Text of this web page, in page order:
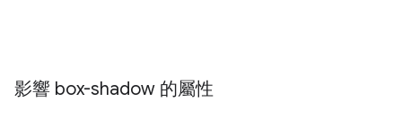
影響 box-shadow 的屬性